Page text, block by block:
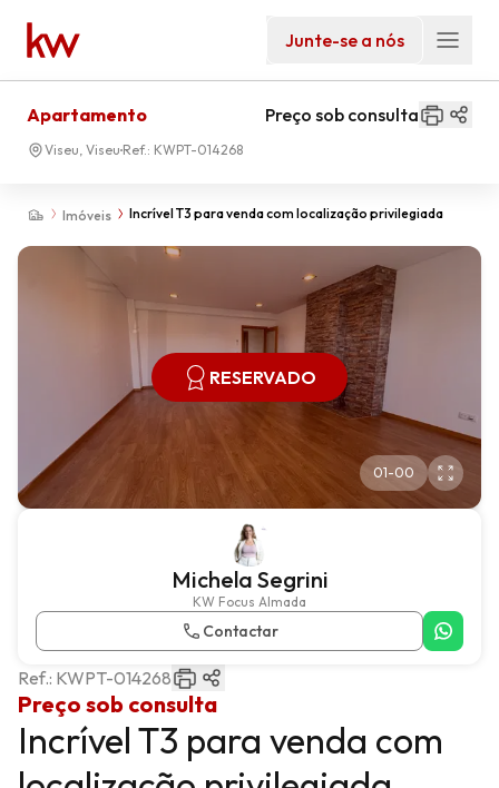
Junte-se a nós
Imóveis Incrível T3 para venda com localização privilegiada
Apartamento Preço sob consulta
Viseu, Viseu Ref.: KWPT-014268
RESERVADO
01-00
Michela Segrini
KW Focus Almada
Contactar
Preço sob consulta
Ref.: KWPT-014268
Incrível T3 para venda com